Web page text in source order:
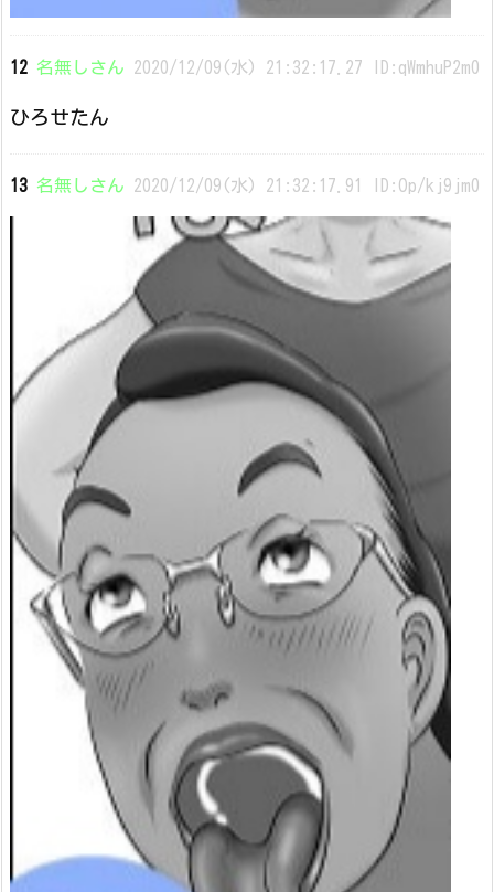
12 名無しさん 2020/12/09(水) 21:32:17.27 ID:qWmhuP2m0
ひろせたん
13 名無しさん 2020/12/09(水) 21:32:17.91 ID:Op/kj9jm0